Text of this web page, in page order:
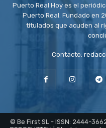
Puerto Real Hoy es el
Puerto Real. Fundado en
titulados que acuden al
Contacto:
© Be First SL - ISSN: 2444-